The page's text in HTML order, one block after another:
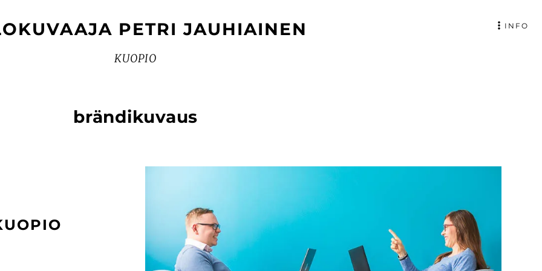
PETRI JAUHIAINEN
KUOPIO
INFO
brändikuvaus